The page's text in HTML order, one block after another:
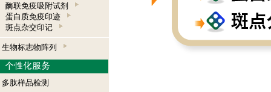
酶联免疫吸附试剂
蛋白质免疫印迹
斑点杂交印记
生物标志物阵列
多肽样品检测